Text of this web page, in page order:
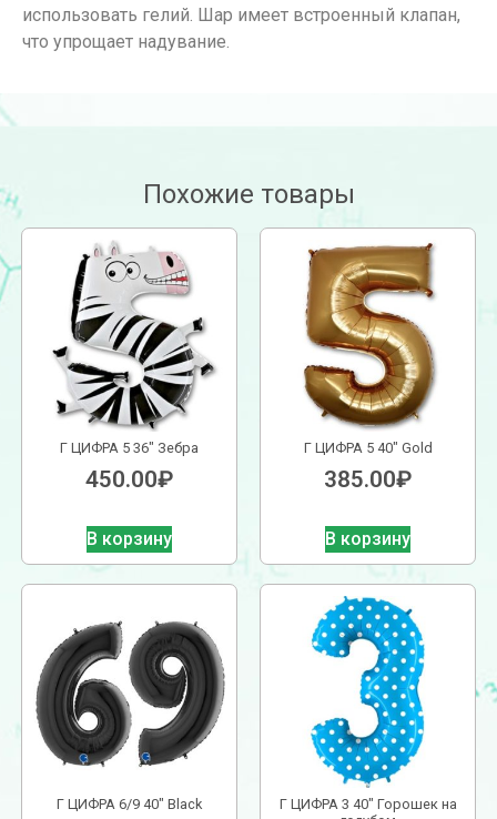
использовать гелий. Шар имеет встроенный клапан,
что упрощает надувание.
Похожие товары
Г ЦИФРА 5 36″ Зебра
450.00₽
В корзину
Г ЦИФРА 5 40″ Gold
385.00₽
В корзину
Г ЦИФРА 6/9 40″ Black
Г ЦИФРА 3 40″ Горошек на